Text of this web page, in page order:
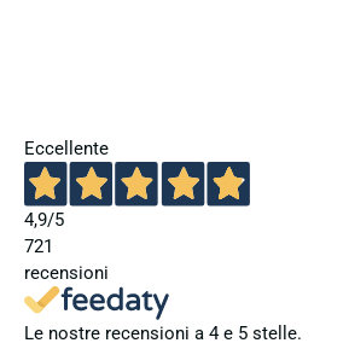
Eccellente
4,9/5
721
recensioni
Le nostre recensioni a 4 e 5 stelle.